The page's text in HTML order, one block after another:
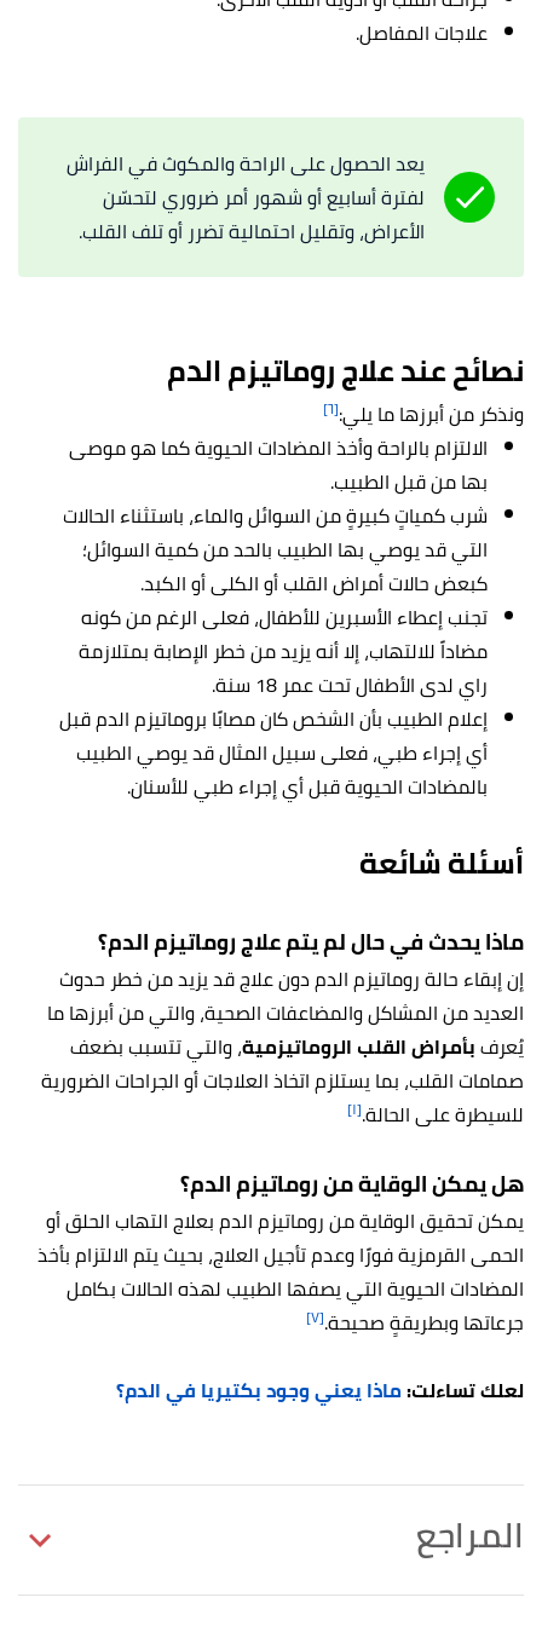
علاجات المفاصل.
يعد الحصول على الراحة والمكوث في الفراش
لفترة أسابيع أو شهور أمر ضروري لتحسّن
الأعراض، وتقليل احتمالية تضرر أو تلف القلب.
نصائح عند علاج روماتيزم الدم
ونذكر من أبرزها ما يلي:[٦]
الالتزام بالراحة وأخذ المضادات الحيوية كما هو موصى
بها من قبل الطبيب.
شرب كمياتٍ كبيرةٍ من السوائل والماء، باستثناء الحالات
التي قد يوصي بها الطبيب بالحد من كمية السوائل؛
كبعض حالات أمراض القلب أو الكلى أو الكبد.
تجنب إعطاء الأسبرين للأطفال، فعلى الرغم من كونه
مضاداً للالتهاب، إلا أنه يزيد من خطر الإصابة بمتلازمة
راي لدى الأطفال تحت عمر 18 سنة.
إعلام الطبيب بأن الشخص كان مصابًا بروماتيزم الدم قبل
أي إجراء طبي، فعلى سبيل المثال قد يوصي الطبيب
بالمضادات الحيوية قبل أي إجراء طبي للأسنان.
أسئلة شائعة
ماذا يحدث في حال لم يتم علاج روماتيزم الدم؟
إن إبقاء حالة روماتيزم الدم دون علاج قد يزيد من خطر حدوث
العديد من المشاكل والمضاعفات الصحية، والتي من أبرزها ما
يُعرفبأمراض القلب الروماتيزمية، والتي تتسبب بضعف
صمامات القلب، بما يستلزم اتخاذ العلاجات أو الجراحات الضرورية
للسيطرة على الحالة.[١]
هل يمكن الوقاية من روماتيزم الدم؟
يمكن تحقيق الوقاية من روماتيزم الدم بعلاج التهاب الحلق أو
الحمى القرمزية فورًا وعدم تأجيل العلاج، بحيث يتم الالتزام بأخذ
المضادات الحيوية التي يصفها الطبيب لهذه الحالات بكامل
جرعاتها وبطريقةٍ صحيحة.[٧]
لعلك تساءلت:ماذا يعني وجود بكتيريا في الدم؟
المراجع